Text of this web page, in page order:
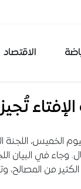
الاقتصاد
الإفتاء
الخميس، اللجنة
وجاء في
من المصالح،